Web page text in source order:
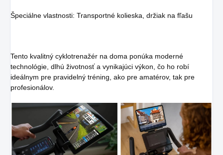
Špeciálne vlastnosti: Transportné kolieska, držiak na fľašu
Tento kvalitný cyklotrenažér na doma ponúka moderné
technológie, dlhú životnosť a vynikajúci výkon, čo ho robí
ideálnym pre pravidelný tréning, ako pre amatérov, tak pre
profesionálov.